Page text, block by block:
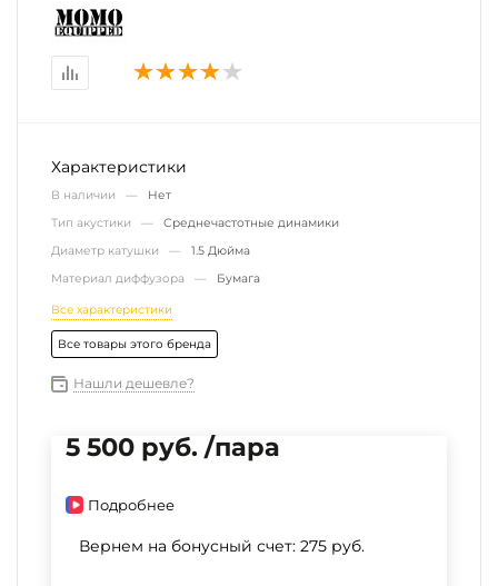
Характеристики
В наличии — Нет
Тип акустики — Среднечастотные динамики
Диаметр катушки — 1.5 Дюйма
Материал диффузора — Бумага
Все характеристики
Все товары этого бренда
Нашли дешевле?
5 500 руб. /пара
Подробнее
Вернем на бонусный счет: 275 руб.